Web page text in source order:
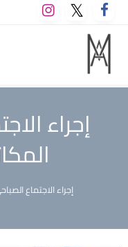
التخطي
إلى
المحتوى
M A hotels | إم ايه هوتيلز
الموقع الأول للعاملين
إجراء
إجراء الاجتماع